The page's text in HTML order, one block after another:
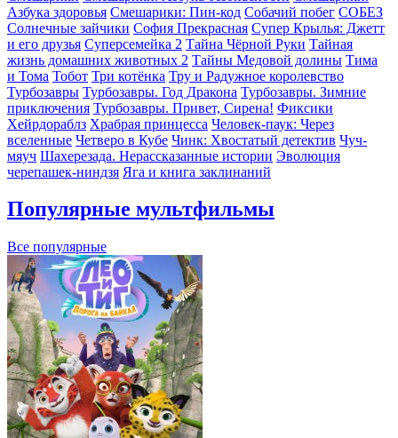
Азбука здоровья Смешарики: Пин-код Собачий побег СОБЕЗ
Солнечные зайчики София Прекрасная Супер Крылья: Джетт
и его друзья Суперсемейка 2 Тайна Чёрной Руки Тайная
жизнь домашних животных 2 Тайны Медовой долины Тима
и Тома Тобот Три котёнка Тру и Радужное королевство
Турбозавры Турбозавры. Год Дракона Турбозавры. Зимние
приключения Турбозавры. Привет, Сирена! Фиксики
Хейрдораблз Храбрая принцесса Человек-паук: Через
вселенные Четверо в Кубе Чинк: Хвостатый детектив Чуч-
мяуч Шахерезада. Нерассказанные истории Эволюция
черепашек-ниндзя Яга и книга заклинаний
Популярные мультфильмы
Все популярные